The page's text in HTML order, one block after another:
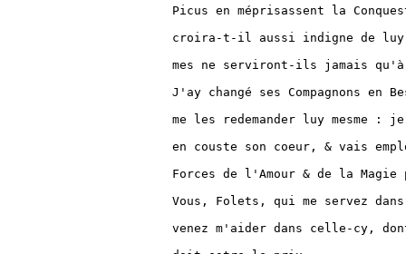
Picus en méprisassent la
croira-t-il aussi indigne de luy
mes ne serviront-ils jamais
J'ay changé ses Compagnons en
me les redemander luy mesme
en couste son coeur, & vais
Forces de l'Amour & de la
Vous, Folets, qui me servez
venez m'aider dans celle-cy,